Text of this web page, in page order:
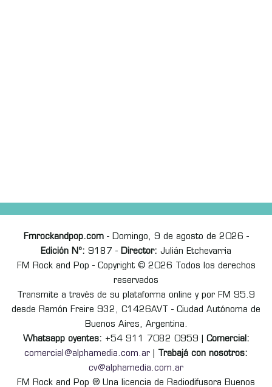
Fmrockandpop.com- Domingo, 9 de agosto de 2026 -
Edición Nº: 9187 - Director: Julián Etchevarria
FM Rock and Pop - Copyright © 2026 Todos los derechos
reservados
Transmite a través de su plataforma online y por FM 95.9
desde Ramón Freire 932, C1426AVT - Ciudad Autónoma de
Buenos Aires, Argentina.
Whatsapp oyentes: +54 911 7082 0959 | Comercial:
comercial@alphamedia.com.ar
Trabajá con nosotros:
cv@alphamedia.com.ar
FM Rock and Pop ® Una licencia de Radiodifusora Buenos